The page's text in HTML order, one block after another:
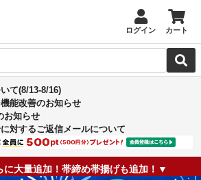
ログイン カート
て(8/13-8/16)
能改善のお知らせ
お知らせ
対するご返信メールについて
大量追加！帯締め帯揚げも追加！▼